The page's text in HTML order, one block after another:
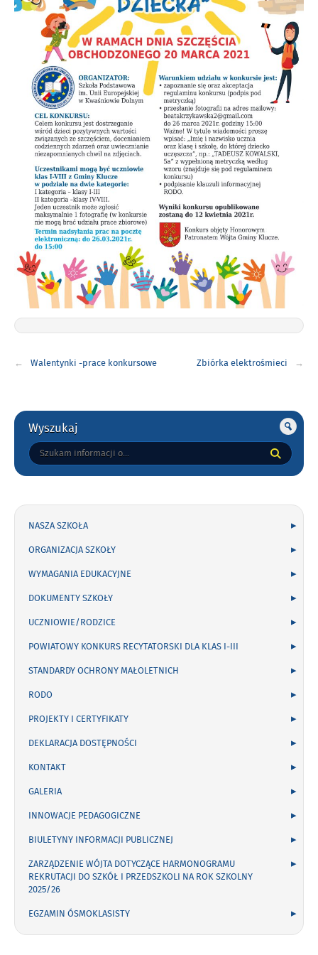
wpisu
Walentynki -prace konkursowe Zbiórka elektrośmieci
Gorne
Wyszukaj
Tutaj
wpisz
NASZA SZKOŁA
ORGANIZACJA SZKOŁY
WYMAGANIA EDUKACYJNE
DOKUMENTY SZKOŁY
UCZNIOWIE/RODZICE
POWIATOWY KONKURS RECYTATORSKI DLA KLAS I-III
STANDARDY OCHRONY MAŁOLETNICH
RODO
PROJEKTY I CERTYFIKATY
DEKLARACJA DOSTĘPNOŚCI
KONTAKT
GALERIA
INNOWACJE PEDAGOGICZNE
BIULETYNY INFORMACJI PUBLICZNEJ
ZARZĄDZENIE WÓJTA DOTYCZĄCE HARMONOGRAMU
REKRUTACJI DO SZKÓŁ I PRZEDSZKOLI NA ROK SZKOLNY
2025/26
EGZAMIN ÓSMOKLASISTY